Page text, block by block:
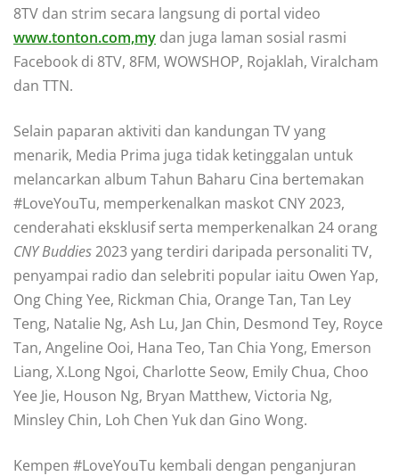
8TV dan strim secara langsung di portal video
www.tonton.com,my dan juga laman sosial rasmi
Facebook di 8TV, 8FM, WOWSHOP, Rojaklah, Viralcham
dan TTN.
Selain paparan aktiviti dan kandungan TV yang
menarik, Media Prima juga tidak ketinggalan untuk
melancarkan album Tahun Baharu Cina bertemakan
#LoveYouTu, memperkenalkan maskot CNY 2023,
cenderahati eksklusif serta memperkenalkan 24 orang
CNY Buddies2023 yang terdiri daripada personaliti TV,
penyampai radio dan selebriti popular iaitu Owen Yap,
Ong Ching Yee, Rickman Chia, Orange Tan, Tan Ley
Teng, Natalie Ng, Ash Lu, Jan Chin, Desmond Tey, Royce
Tan, Angeline Ooi, Hana Teo, Tan Chia Yong, Emerson
Liang, X.Long Ngoi, Charlotte Seow, Emily Chua, Choo
Yee Jie, Houson Ng, Bryan Matthew, Victoria Ng,
Minsley Chin, Loh Chen Yuk dan Gino Wong.
Kempen #LoveYouTu kembali dengan penganjuran